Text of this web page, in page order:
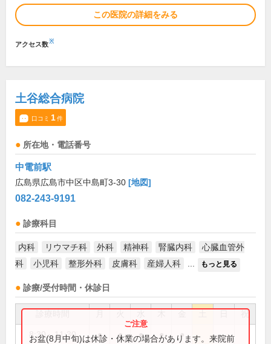
この医院の詳細をみる
アクセス数※
土谷総合病院
口コミ 1件
所在地・電話番号
中電前駅
広島県広島市中区中島町3-30 [地図]
082-243-9191
診療科目
内科 リウマチ科 外科 精神科 腎臓内科
心臓血管外
科
小児科 整形外科 皮膚科 産婦人科 もっと見る
診療/受付時間・休診日
祝
8:30～11:30 ● ● ● ● ●
お盆(8月中旬)は休診・休業の場合があります。来院前